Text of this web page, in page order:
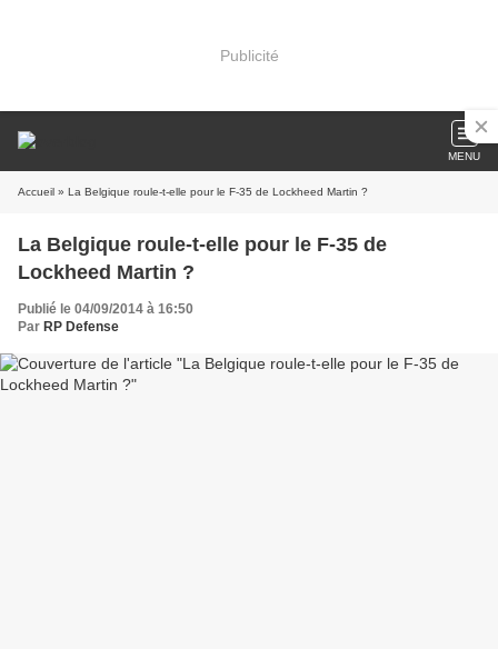
Publicité
MENU
Accueil » La Belgique roule-t-elle pour le F-35 de Lockheed Martin ?
La Belgique roule-t-elle pour le F-35 de
Lockheed Martin ?
Publié le 04/09/2014 à 16:50
Par RP Defense